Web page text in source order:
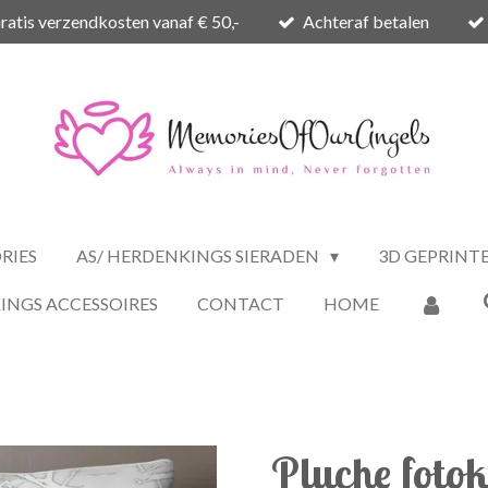
verzendkosten vanaf € 50,- Achteraf betalen
AS/ HERDENKINGS SIERADEN 3D
ACCESSOIRES CONTACT HOME
Pluche